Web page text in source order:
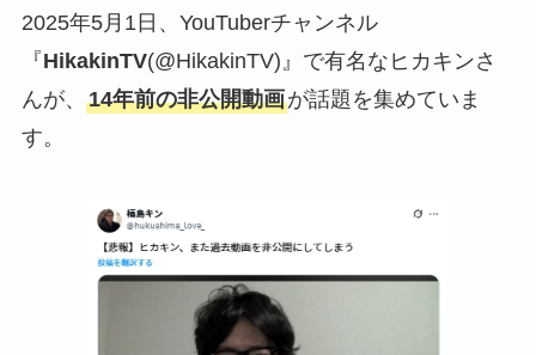
2025年5月1日、YouTuberチャンネル
『HikakinTV(@HikakinTV)』で有名なヒカキンさ
んが、 14年前の非公開動画が話題を集めていま
す。